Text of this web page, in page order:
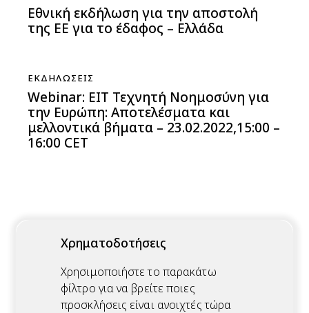
Εθνική εκδήλωση για την αποστολή
της ΕΕ για το έδαφος – Ελλάδα
ΕΚΔΗΛΏΣΕΙΣ
Webinar: EIT Τεχνητή Νοημοσύνη για
την Ευρώπη: Αποτελέσματα και
μελλοντικά βήματα – 23.02.2022,15:00 –
16:00 CET
Χρηματοδοτήσεις
Χρησιμοποιήστε το παρακάτω
φίλτρο για να βρείτε ποιες
προσκλήσεις είναι ανοιχτές τώρα